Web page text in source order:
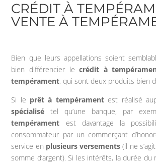
CRÉDIT À
VENTE À
Bien que leurs appellations soient
bien différencier lecrédit à
tempérament, qui sont deux produits bien
Si le prêt à tempéramentest réalisé
spécialisé tel qu’une banque, par
tempérament est davantage la
consommateur par un commerçant
service en plusieurs versements(il ne
somme d’argent). Si les intérêts, la durée